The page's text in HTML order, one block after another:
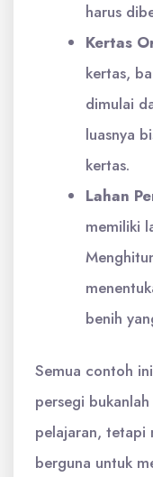
harus
Kertas
kertas,
dimulai
luasnya
kertas.
Lahan
memiliki
benih
Semua contoh
persegi
pelajaran, tetapi
berguna untuk